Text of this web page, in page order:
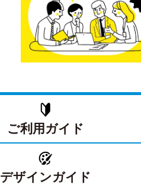
ご利用ガイド
デザインガイド